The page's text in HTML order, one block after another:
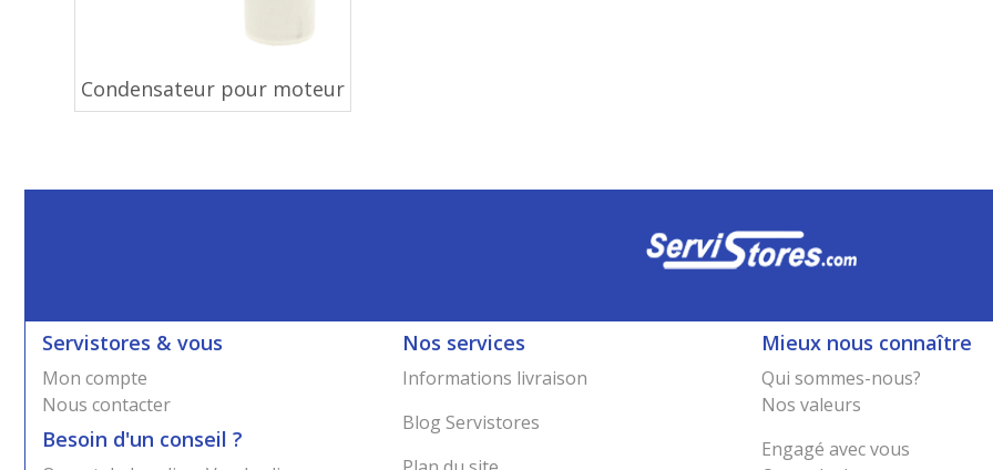
Condensateur pour moteur
Servistores & vous
Mon compte
Nous contacter
Besoin d'un conseil ?
Nos services
Informations livraison
Blog Servistores
Mieux nous connaître
Qui sommes-nous?
Nos valeurs
Engagé avec vous